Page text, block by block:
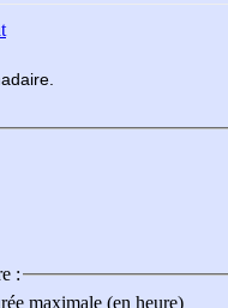
:
maximale (en heure)